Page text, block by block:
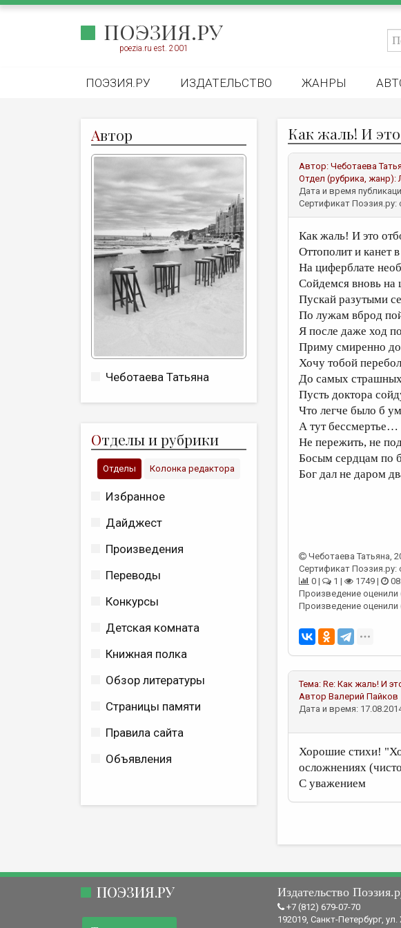
ПОЭЗИЯ.РУ
poezia.ru est. 2001
ПОЭЗИЯ.РУ ИЗДАТЕЛЬСТВО ЖАНРЫ
Автор
Чеботаева Татьяна
Отделы и рубрики
Отделы Колонка редактора
Избранное
Дайджест
Произведения
Переводы
Конкурсы
Детская комната
Книжная полка
Обзор литературы
Страницы памяти
Правила сайта
Объявления
Как жаль! И
Автор: Чеботаева
Отдел (рубрика, жанр):
Дата и время
Сертификат Поэзия.ру:
Как жаль! И это
Оттополит и канет
На циферблате
Сойдемся вновь на
Пускай разутыми
По лужам вброд
Я после даже ход
Приму смиренно до
Хочу тобой
До самых
Пусть доктора
Что легче было б
А тут бессмертье…
Не пережить, не
Босым сердцам по
Бог дал не даром
Чеботаева Татьяна,
Сертификат Поэзия.ру:
0 |
1 | 1749 |
Произведение оценили
Произведение оценили
Тема: Re: Как жаль! И
Автор Валерий Пайков
Дата и время:
Хорошие стихи!
осложнениях
С уважением
ПОЭЗИЯ.РУ Издательство
+7 (812) 679-07-70
192019, Санкт-Петербург,